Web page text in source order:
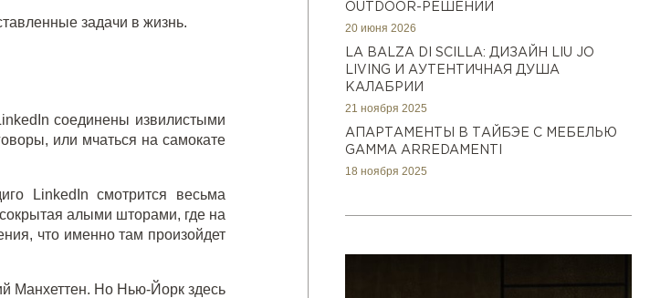
задачи в жизнь.
соединены извилистыми
или мчаться на самокате
LinkedIn смотрится весьма
алыми шторами, где на
что именно там произойдет
Манхеттен. Но Нью-Йорк здесь
OUTDOOR-РЕШЕНИЙ
20 июня 2026
LA BALZA DI SCILLA: ДИЗАЙН LIU JO
LIVING И АУТЕНТИЧНАЯ ДУША
КАЛАБРИИ
21 ноября 2025
АПАРТАМЕНТЫ В ТАЙБЭЕ С МЕБЕЛЬЮ
GAMMA ARREDAMENTI
18 ноября 2025